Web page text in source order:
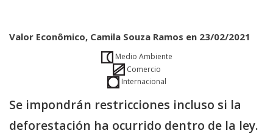
Valor Econômico, Camila Souza Ramos en 23/02/2021
Medio Ambiente
Comercio
Internacional
Se impondrán restricciones incluso si la
deforestación ha ocurrido dentro de la ley.